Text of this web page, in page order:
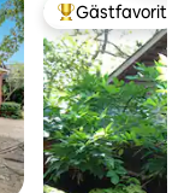
Populär
Gästfavorit